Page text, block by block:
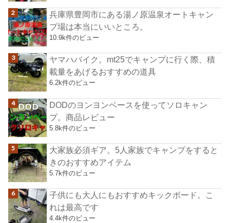
兵庫県豊岡市にある湯ノ原温泉オートキャン
プ場は本当にいいところ。
10.9k件のビュー
ヤマハバイク。mt25でキャンプに行く際、積
載量をあげるおすすめの道具
6.2k件のビュー
DODのヨンヨンベースを使ってソロキャン
プ。商品レビュー
5.8k件のビュー
大家族必須ギア。5人家族でキャンプをすると
きのおすすめアイテム
5.7k件のビュー
子供にも大人にもおすすめキックボード。こ
れは最高です
4.4k件のビュー